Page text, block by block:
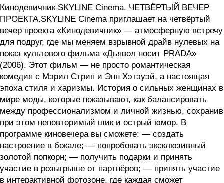
Кинодевичник SKYLINE Cinema. ЧЕТВЁРТЫЙ ВЕЧЕР
ПРОЕКТА.SKYLINE Cinema приглашает на четвёртый
вечер проекта «Кинодевичник» — атмосферную встречу
для подруг, где мы меняем взрывной драйв нулевых на
показ культового фильма «Дьявол носит PRADA»
(2006). Этот фильм — не просто романтическая
комедия с Мэрил Стрип и Энн Хэтэуэй, а настоящая
эпоха стиля и харизмы. История о сильных женщинах в
мире моды, которые показывают, как балансировать
между профессионализмом и личной жизнью, сохранив
при этом неповторимый шик и острый юмор. В
программе киновечера вы сможете: — создать
настроение в бокале; — попробовать эксклюзивный
золотой попкорн; — получить подарки и принять
участие в розыгрыше от партнёров; — принять участие
в интерактивной фотозоне, где каждая сможет